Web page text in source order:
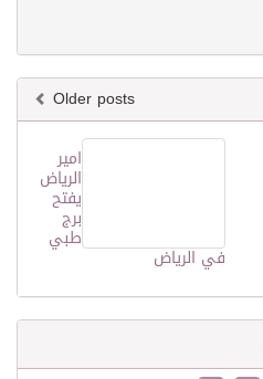
Older posts
امير
الرياض
يفتح
برج
طبي
في الرياض